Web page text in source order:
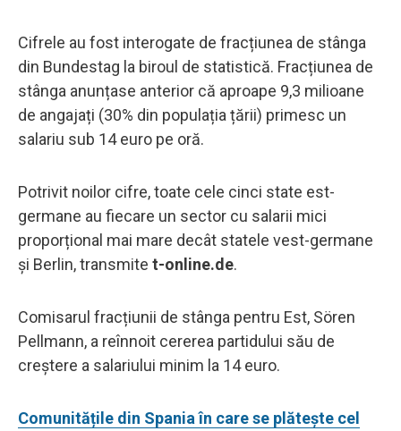
Cifrele au fost interogate de fracțiunea de stânga
din Bundestag la biroul de statistică. Fracțiunea de
stânga anunțase anterior că aproape 9,3 milioane
de angajați (30% din populația țării) primesc un
salariu sub 14 euro pe oră.
Potrivit noilor cifre, toate cele cinci state est-
germane au fiecare un sector cu salarii mici
proporțional mai mare decât statele vest-germane
și Berlin, transmite t-online.de.
Comisarul fracțiunii de stânga pentru Est, Sören
Pellmann, a reînnoit cererea partidului său de
creștere a salariului minim la 14 euro.
Comunitățile din Spania în care se plătește cel